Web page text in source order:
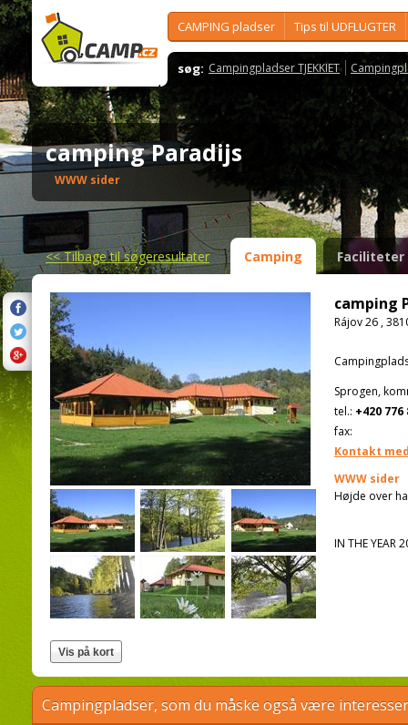
CAMPING pladser Tips til UDFLUGTER
søg: Campingpladser TJEKKIET
camping Paradijs
WWW sider
<<Tilbage til søgeresultater Camping Faciliteter
camping
Rájov 26 ,
Sprogen,
tel.: +420 776
fax:
Kontakt
WWW sider
Højde over
IN THE YEAR
Campingpladser, som du måske også være